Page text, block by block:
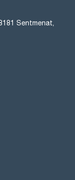
Sentmenat,